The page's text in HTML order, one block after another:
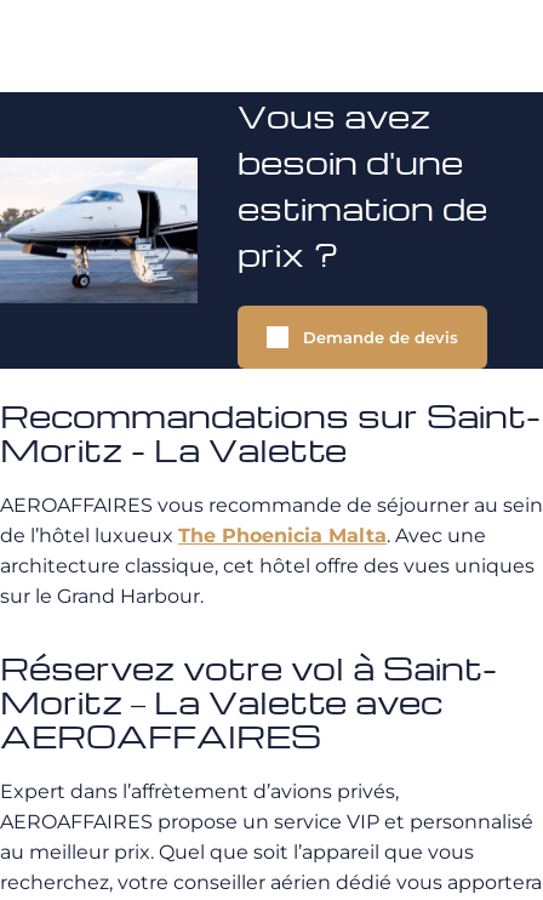
Vous avez
besoin d'une
estimation de
prix ?
Demande de devis
Recommandations sur Saint-
Moritz - La Valette
AEROAFFAIRES vous recommande de séjourner au sein
de l’hôtel luxueux The Phoenicia Malta. Avec une
architecture classique, cet hôtel offre des vues uniques
sur le Grand Harbour.
Réservez votre vol à Saint-
Moritz – La Valette avec
AEROAFFAIRES
Expert dans l’affrètement d’avions privés,
AEROAFFAIRES propose un service VIP et personnalisé
au meilleur prix. Quel que soit l’appareil que vous
recherchez, votre conseiller aérien dédié vous apportera